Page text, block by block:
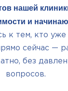
нашей
и
к тем, кто уже
сейчас —
без
вопросов.